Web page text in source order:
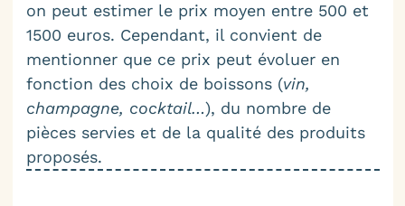
on peut estimer le prix moyen entre 500 et
1500 euros. Cependant, il convient de
mentionner que ce prix peut évoluer en
fonction des choix de boissons (vin,
champagne, cocktail…), du nombre de
pièces servies et de la qualité des produits
proposés.